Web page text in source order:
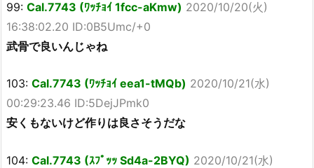
99: Cal.7743 (ﾜｯﾁｮｲ 1fcc-aKmw) 2020/10/20(火)
16:38:02.20 ID:0B5Umc/+0
武骨で良いんじゃね
103: Cal.7743 (ﾜｯﾁｮｲ eea1-tMQb) 2020/10/21(水)
00:29:23.46 ID:5DejJPmk0
安くもないけど作りは良さそうだな
104: Cal.7743 (ｽﾌﾟｯｯ Sd4a-2BYQ) 2020/10/21(水)